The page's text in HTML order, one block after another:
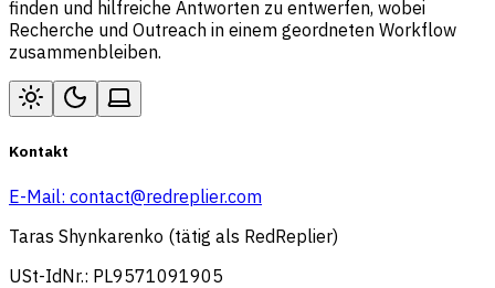
finden und hilfreiche Antworten zu entwerfen, wobei
Recherche und Outreach in einem geordneten Workflow
zusammenbleiben.
Kontakt
E-Mail: contact@redreplier.com
Taras Shynkarenko (tätig als RedReplier)
USt-IdNr.: PL9571091905